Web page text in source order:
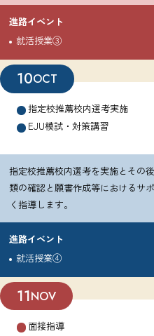
進路イベント
就活授業③
10OCT
指定校推薦校内選考実施
EJU模試・対策講習
指定校推薦校内選考を実施とその
類の確認と願書作成等におけるサ
く指導します。
進路イベント
就活授業④
11NOV
面接指導